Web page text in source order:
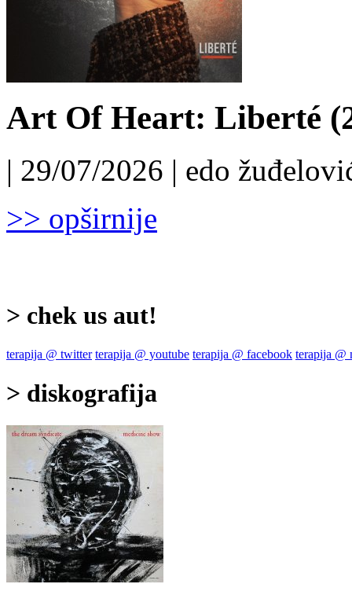
Art Of Heart: Liberté
| 29/07/2026 | edo
>> opširnije
> chek us aut!
terapija @ twitter terapija @ youtube terapija @ facebook terapija @
> diskografija